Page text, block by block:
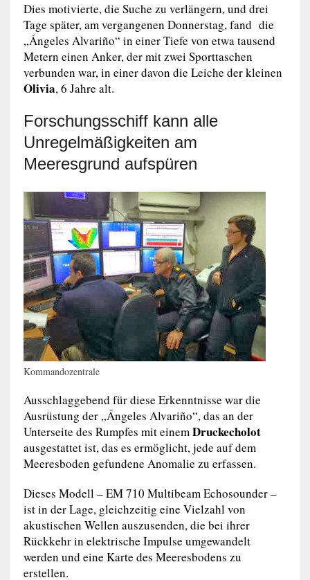
Dies motivierte, die Suche zu verlängern, und drei
Tage später, am vergangenen Donnerstag, fand die
„Ángeles Alvariño“ in einer Tiefe von etwa tausend
Metern einen Anker, der mit zwei Sporttaschen
verbunden war, in einer davon die Leiche der kleinen
Olivia, 6 Jahre alt.
Forschungsschiff kann alle
Unregelmäßigkeiten am
Meeresgrund aufspüren
Kommandozentrale
Ausschlaggebend für diese Erkenntnisse war die
Ausrüstung der „Ángeles Alvariño“, das an der
Unterseite des Rumpfes mit einemDruckecholot
ausgestattet ist, das es ermöglicht, jede auf dem
Meeresboden gefundene Anomalie zu erfassen.
Dieses Modell – EM 710 Multibeam Echosounder –
ist in der Lage, gleichzeitig eine Vielzahl von
akustischen Wellen auszusenden, die bei ihrer
Rückkehr in elektrische Impulse umgewandelt
werden und eine Karte des Meeresbodens zu
erstellen.